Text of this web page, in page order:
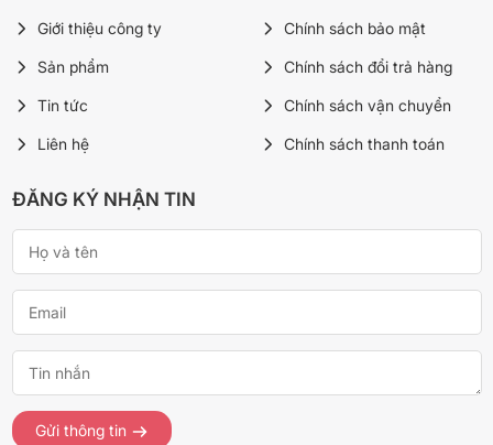
Giới thiệu công ty
Sản phẩm
Tin tức
Liên hệ
Chính sách bảo mật
Chính sách đổi trả hàng
Chính sách vận chuyển
Chính sách thanh toán
ĐĂNG KÝ NHẬN TIN
Gửi thông tin